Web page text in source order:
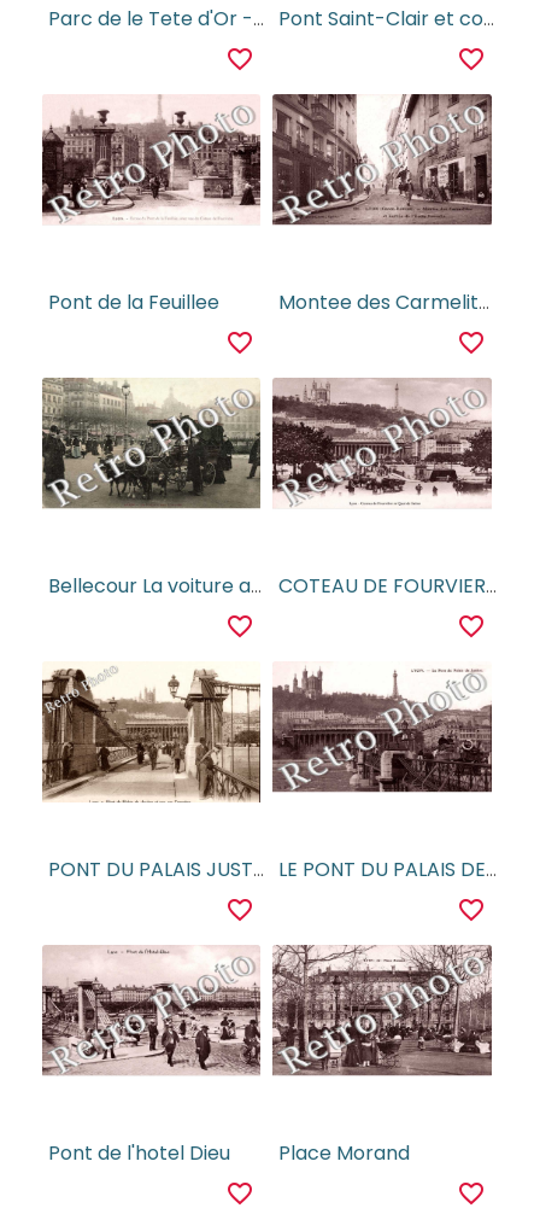
Parc de le Tete d'Or - les Cygnes
favorite_border
Pont Saint-Clair et coteau de la Croix-Rousse
favorite_border
Pont de la Feuillee
favorite_border
Montee des Carmelites et entree de l'Ecole Lassale
favorite_border
Bellecour La voiture aux chevres
favorite_border
COTEAU DE FOURVIERE ET QUAI DE SAONE
favorite_border
PONT DU PALAIS JUSTICE et vue sur Fourviere
favorite_border
LE PONT DU PALAIS DE JUSTICE
favorite_border
Pont de l'hotel Dieu
favorite_border
Place Morand
favorite_border